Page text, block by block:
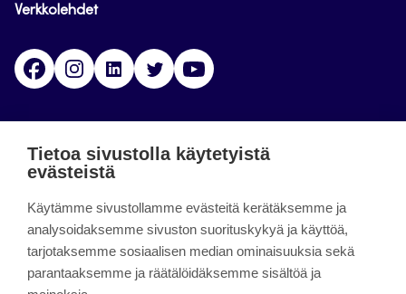
Verkkolehdet
FacebookInstagramLinkedinTwitter
päättynyt 11.9.2023.
About the site
Tietoa sivustolla käytetyistä
evästeistä
Käytämme sivustollamme evästeitä kerätäksemme ja
analysoidaksemme sivuston suorituskykyä ja käyttöä,
tarjotaksemme sosiaalisen median ominaisuuksia sekä
parantaaksemme ja räätälöidäksemme sisältöä ja